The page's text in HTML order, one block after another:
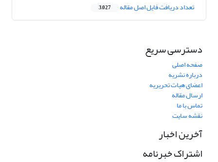
تعداد دریافت فایل اصل مقاله 3,027
دسترسی سریع
صفحه اصلی
درباره نشریه
اعضای هیات تحریریه
ارسال مقاله
تماس با ما
نقشه سایت
آخرین اخبار
اشتراک خبرنامه